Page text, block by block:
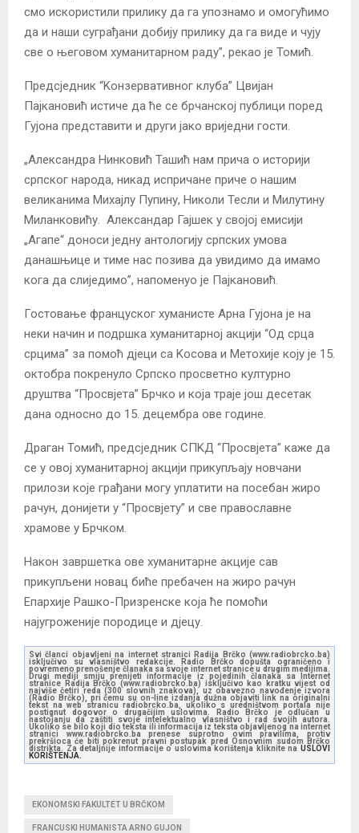
смо искористили прилику да га упознамо и омогућимо
да и наши суграђани добију прилику да га виде и чују
све о његовом хуманитарном раду”, рекао је Томић.
Предсједник “Kонзервативног клуба” Цвијан
Пајкановић истиче да ће се брчанској публици поред
Гујона представити и други јако вриједни гости.
„Александра Нинковић Ташић нам прича о историји
српског народа, никад испричане приче о нашим
великанима Михајлу Пупину, Николи Тесли и Милутину
Миланковићу. Александар Гајшек у својој емисији
„Агапе“ доноси једну антологију српских умова
данашњице и тиме нас позива да увидимо да имамо
кога да слиједимо”, напоменуо је Пајкановић.
Гостовање француског хуманисте Арна Гујона је на
неки начин и подршка хуманитарној акцији “Од срца
срцима” за помоћ дјеци са Kосова и Метохије коју је 15.
октобра покренуло Српско просветно културно
друштва “Просвјета” Брчко и која траје још десетак
дана односно до 15. децембра ове године.
Драган Томић, предсједник СПKД “Просвјета” каже да
се у овој хуманитарној акцији прикупљају новчани
прилози које грађани могу уплатити на посебан жиро
рачун, донијети у “Просвјету” и све православне
храмове у Брчком.
Након завршетка ове хуманитарне акције сав
прикупљени новац биће пребачен на жиро рачун
Епархије Рашко-Призренске која ће помоћи
најугроженије породице и дјецу.
Svi članci objavljeni na internet stranici Radija Brčko (www.radiobrcko.ba)
isključivo su vlasništvo redakcije. Radio Brčko dopušta ograničeno i
povremeno prenošenje članaka sa svoje internet stranice u drugim medijima.
Drugi mediji smiju prenijeti informacije iz pojedinih članaka sa Internet
stranice Radija Brčko (www.radiobrcko.ba) isključivo kao kratku vijest od
najviše četiri reda (300 slovnih znakova), uz obavezno navođenje izvora
(Radio Brčko), pri čemu su on-line izdanja dužna objaviti link na originalni
tekst na web stranicu radiobrcko.ba, ukoliko s uredništvom portala nije
postignut dogovor o drugačijim uslovima. Radio Brčko je odlučan u
nastojanju da zaštiti svoje intelektualno vlasništvo i rad svojih autora.
Ukoliko se bilo koji dio teksta ili informacija iz teksta objavljenog na internet
stranici www.radiobrcko.ba prenese suprotno ovim pravilima, protiv
prekršioca će biti pokrenut pravni postupak pred Osnovnim sudom Brčko
distrikta. Za detaljnije informacije o uslovima korištenja kliknite na USLOVI
KORIŠTENJA.
EKONOMSKI FAKULTET U BRČKOM
FRANCUSKI HUMANISTA ARNO GUJON